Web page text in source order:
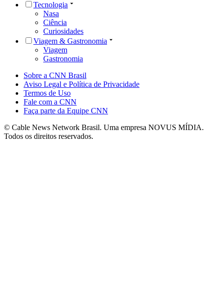
Tecnologia
Nasa
Ciência
Curiosidades
Viagem & Gastronomia
Viagem
Gastronomia
Sobre a CNN Brasil
Aviso Legal e Política de Privacidade
Termos de Uso
Fale com a CNN
Faça parte da Equipe CNN
© Cable News Network Brasil. Uma empresa NOVUS MÍDIA.
Todos os direitos reservados.